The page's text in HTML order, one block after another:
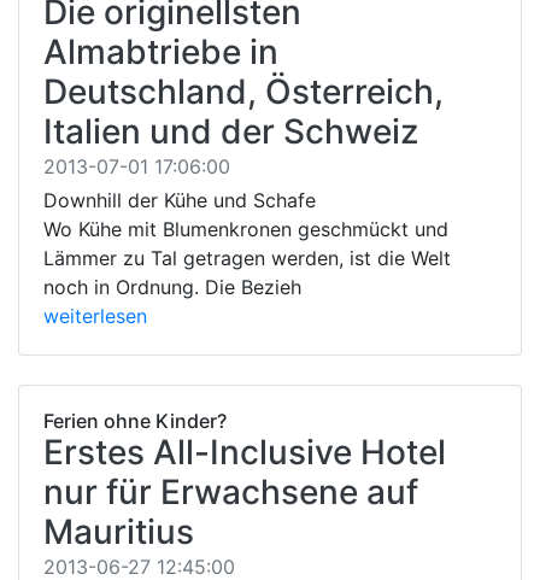
Die originellsten
Almabtriebe in
Deutschland, Österreich,
Italien und der Schweiz
2013-07-01 17:06:00
Downhill der Kühe und Schafe
Wo Kühe mit Blumenkronen geschmückt und
Lämmer zu Tal getragen werden, ist die Welt
noch in Ordnung. Die Bezieh
weiterlesen
Ferien ohne Kinder?
Erstes All-Inclusive Hotel
nur für Erwachsene auf
Mauritius
2013-06-27 12:45:00